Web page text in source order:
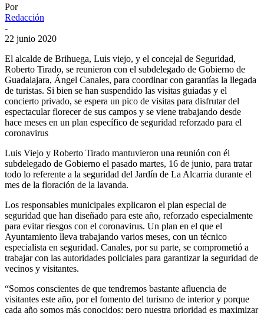
Por
Redacción
-
22 junio 2020
El alcalde de Brihuega, Luis viejo, y el concejal de Seguridad,
Roberto Tirado, se reunieron con el subdelegado de Gobierno de
Guadalajara, Ángel Canales, para coordinar con garantías la llegada
de turistas. Si bien se han suspendido las visitas guiadas y el
concierto privado, se espera un pico de visitas para disfrutar del
espectacular florecer de sus campos y se viene trabajando desde
hace meses en un plan específico de seguridad reforzado para el
coronavirus
Luis Viejo y Roberto Tirado mantuvieron una reunión con él
subdelegado de Gobierno el pasado martes, 16 de junio, para tratar
todo lo referente a la seguridad del Jardín de La Alcarria durante el
mes de la floración de la lavanda.
Los responsables municipales explicaron el plan especial de
seguridad que han diseñado para este año, reforzado especialmente
para evitar riesgos con el coronavirus. Un plan en el que el
Ayuntamiento lleva trabajando varios meses, con un técnico
especialista en seguridad. Canales, por su parte, se comprometió a
trabajar con las autoridades policiales para garantizar la seguridad de
vecinos y visitantes.
“Somos conscientes de que tendremos bastante afluencia de
visitantes este año, por el fomento del turismo de interior y porque
cada año somos más conocidos; pero nuestra prioridad es maximizar